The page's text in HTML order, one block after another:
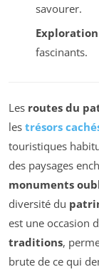
savourer.
fascinants.
Les routes du
les trésors
touristiques
des paysages
monuments
diversité du
est une occasion
traditions,
brute de ce qui